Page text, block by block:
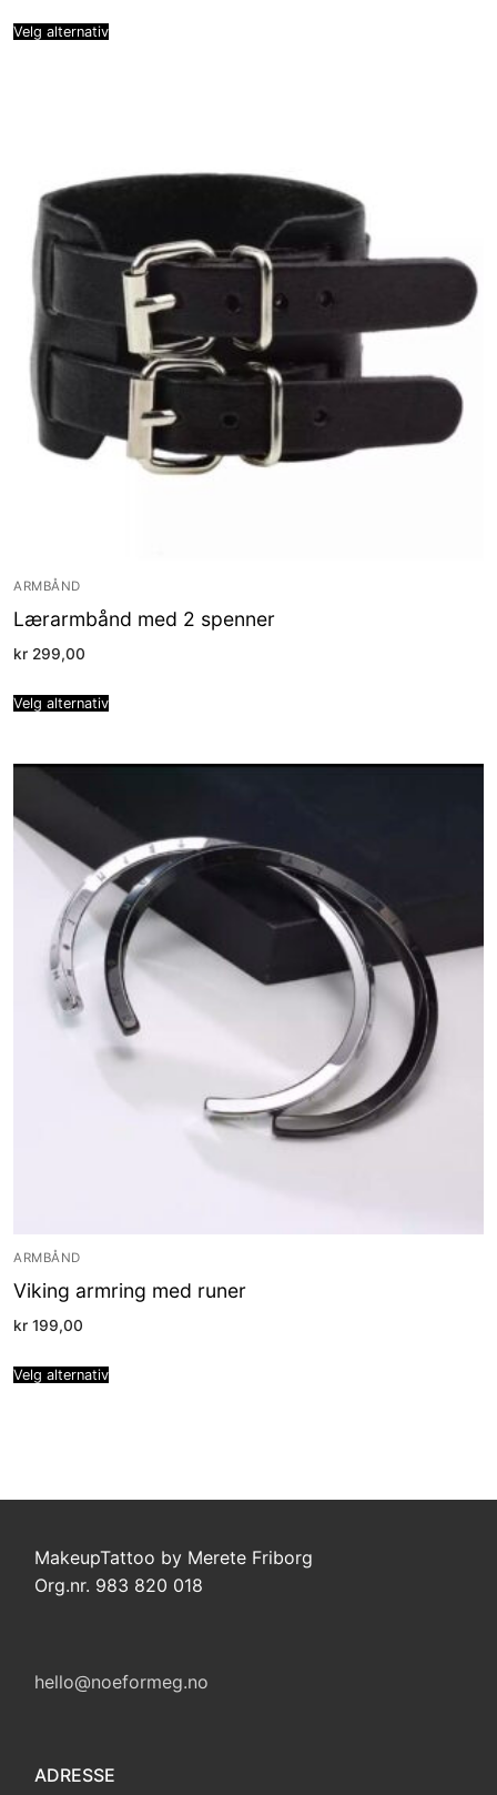
Velg alternativ
ARMBÅND
Lærarmbånd med 2 spenner
kr 299,00
Velg alternativ
ARMBÅND
Viking armring med runer
kr 199,00
Velg alternativ
MakeupTattoo by Merete Friborg
Org.nr. 983 820 018
hello@noeformeg.no
ADRESSE